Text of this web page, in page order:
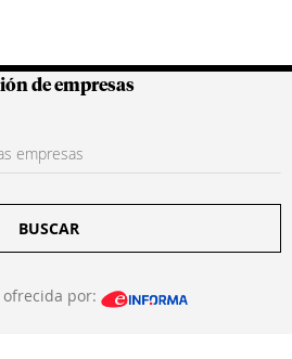
Colombianas
de empresas
BUSCAR
por: